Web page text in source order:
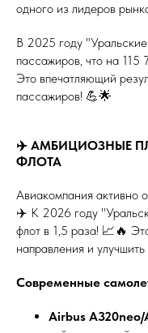
одного из лидеров
В 2025 году
пассажиров, что на
Это впечатляющий
пассажиров! 💪🌟
✈️ АМБИЦИОЗНЫЕ
ФЛОТА
Авиакомпания активно
✈️ К 2026 году
флот в 1,5 раза! 📈🔥
направления и
Современные
Airbus A320neo/